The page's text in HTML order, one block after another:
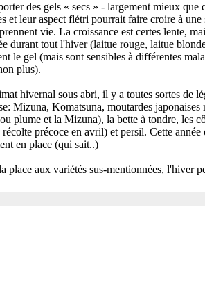
des gels « secs » - largement mieux que
et leur aspect flétri pourrait faire croire à une
vie. La croissance est certes lente,
durant tout l'hiver (laitue rouge, laitue
le gel (mais sont sensibles à différentes
plus).
hivernal sous abri, il y a toutes sortes de
Mizuna, Komatsuna, moutardes japonaises
plume et la Mizuna), la bette à tondre, les
précoce en avril) et persil. Cette année
en place (qui sait..)
place aux variétés sus-mentionnées, l'hiver